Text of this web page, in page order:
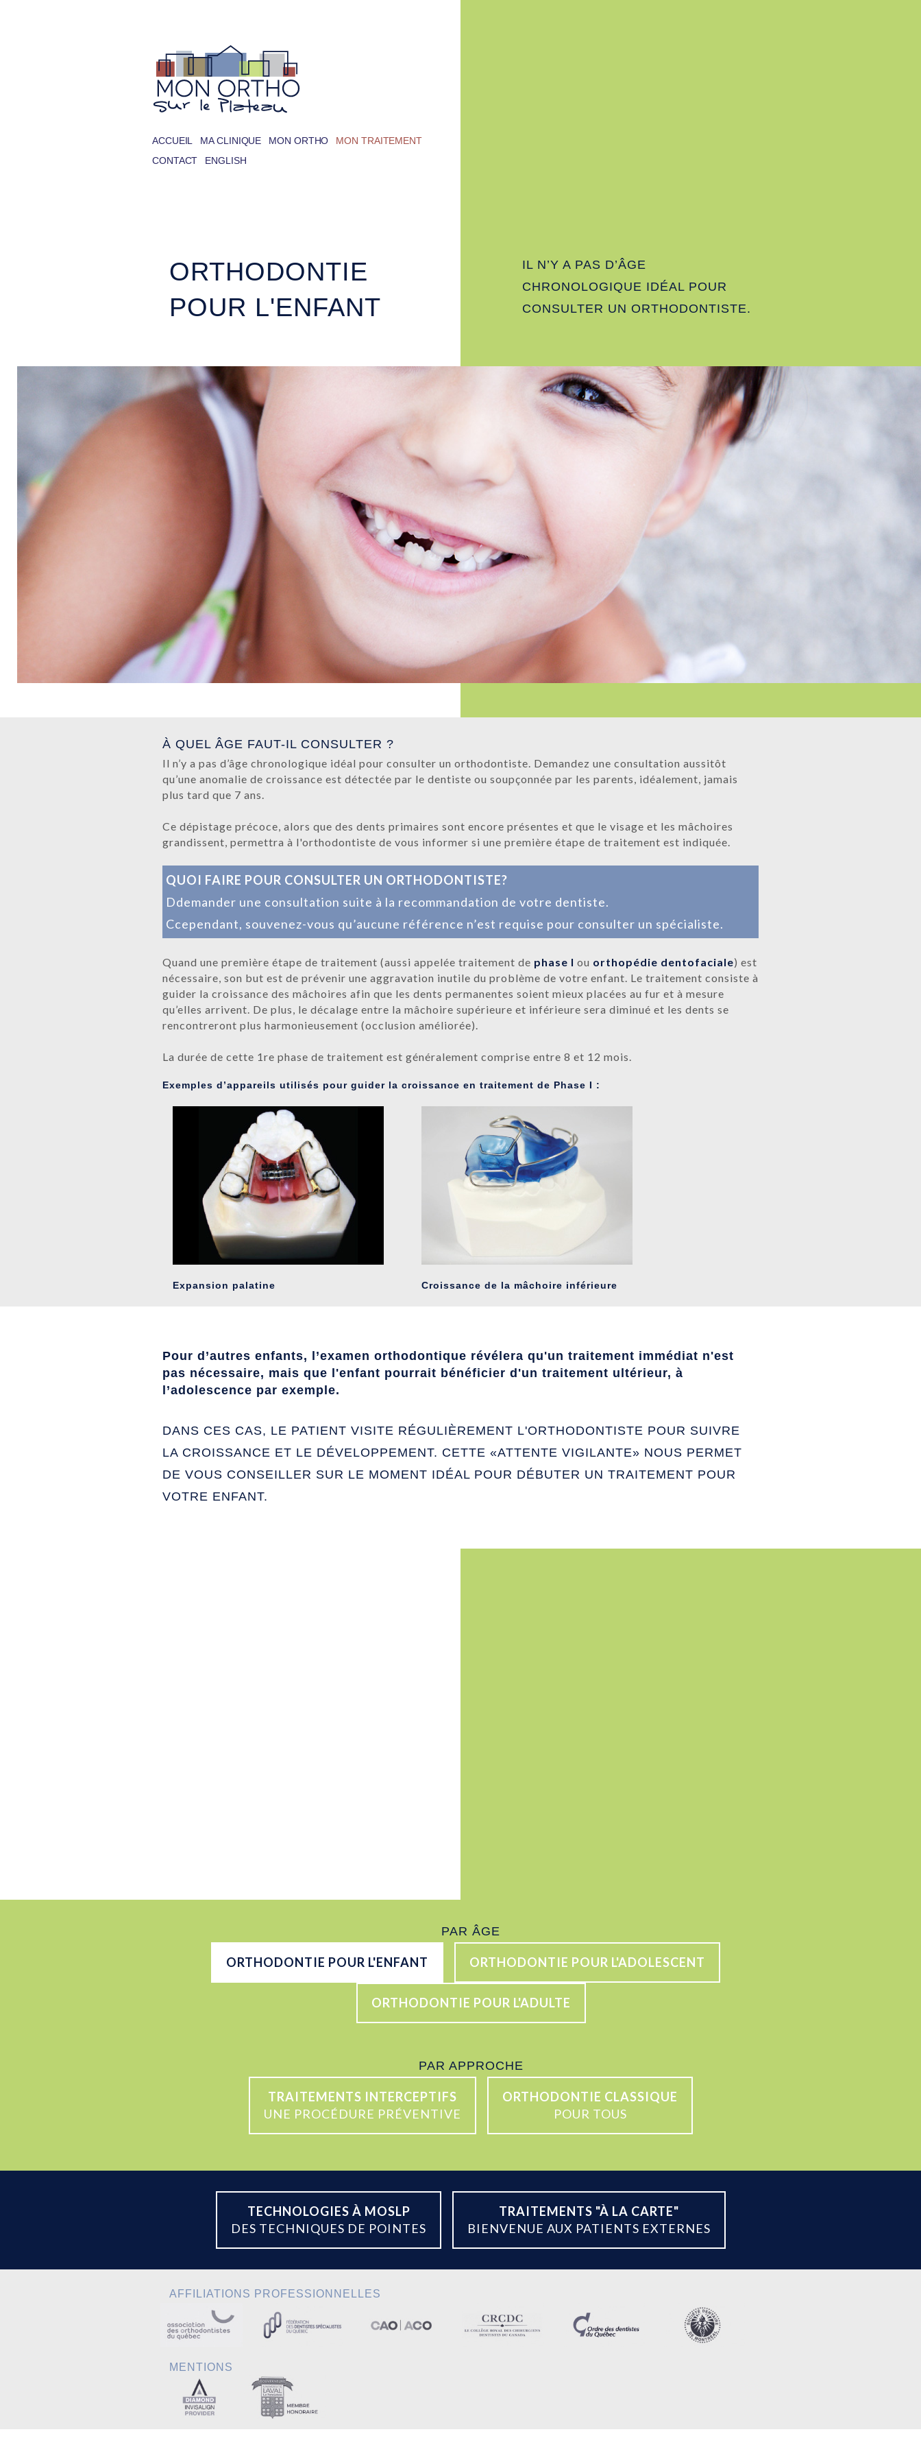
ACCUEIL MA CLINIQUE MON ORTHO
MON TRAITEMENT
CONTACT
ENGLISH
ORTHODONTIE
POUR L'ENFANT
IL N’Y A PAS D’ÂGE
CHRONOLOGIQUE IDÉAL POUR
CONSULTER UN ORTHODONTISTE.
À QUEL ÂGE FAUT-IL CONSULTER ?
Il n’y a pas d’âge chronologique idéal pour consulter un orthodontiste. Demandez une consultation aussitôt
qu’une anomalie de croissance est détectée par le dentiste ou soupçonnée par les parents, idéalement, jamais
plus tard que 7 ans.
Ce dépistage précoce, alors que des dents primaires sont encore présentes et que le visage et les mâchoires
grandissent, permettra à l'orthodontiste de vous informer si une première étape de traitement est indiquée.
QUOI FAIRE POUR CONSULTER UN ORTHODONTISTE?
Ddemander une consultation suite à la recommandation de votre dentiste.
Ccependant, souvenez-vous qu’aucune référence n’est requise pour consulter un spécialiste.
Quand une première étape de traitement (aussi appelée traitement de phase I ou orthopédie dentofaciale) est
nécessaire, son but est de prévenir une aggravation inutile du problème de votre enfant. Le traitement consiste à
guider la croissance des mâchoires afin que les dents permanentes soient mieux placées au fur et à mesure
qu’elles arrivent. De plus, le décalage entre la mâchoire supérieure et inférieure sera diminué et les dents se
rencontreront plus harmonieusement (occlusion améliorée).
La durée de cette 1re phase de traitement est généralement comprise entre 8 et 12 mois.
Exemples d’appareils utilisés pour guider la croissance en traitement de Phase I :
Expansion palatine Croissance de la mâchoire inférieure
Pour d’autres enfants, l’examen orthodontique révélera qu'un traitement immédiat n'est
pas nécessaire, mais que l'enfant pourrait bénéficier d'un traitement ultérieur, à
l’adolescence par exemple.
DANS CES CAS, LE PATIENT VISITE RÉGULIÈREMENT L'ORTHODONTISTE POUR SUIVRE
LA CROISSANCE ET LE DÉVELOPPEMENT. CETTE «ATTENTE VIGILANTE» NOUS PERMET
DE VOUS CONSEILLER SUR LE MOMENT IDÉAL POUR DÉBUTER UN TRAITEMENT POUR
VOTRE ENFANT.
PAR ÂGE
ORTHODONTIE POUR L'ENFANT ORTHODONTIE POUR L'ADOLESCENT
ORTHODONTIE POUR L'ADULTE
PAR APPROCHE
TRAITEMENTS INTERCEPTIFS
UNE PROCÉDURE PRÉVENTIVE
ORTHODONTIE CLASSIQUE
POUR TOUS
TECHNOLOGIES À MOSLP
DES TECHNIQUES DE POINTES
TRAITEMENTS "À LA CARTE"
BIENVENUE AUX PATIENTS EXTERNES
AFFILIATIONS PROFESSIONNELLES
MENTIONS